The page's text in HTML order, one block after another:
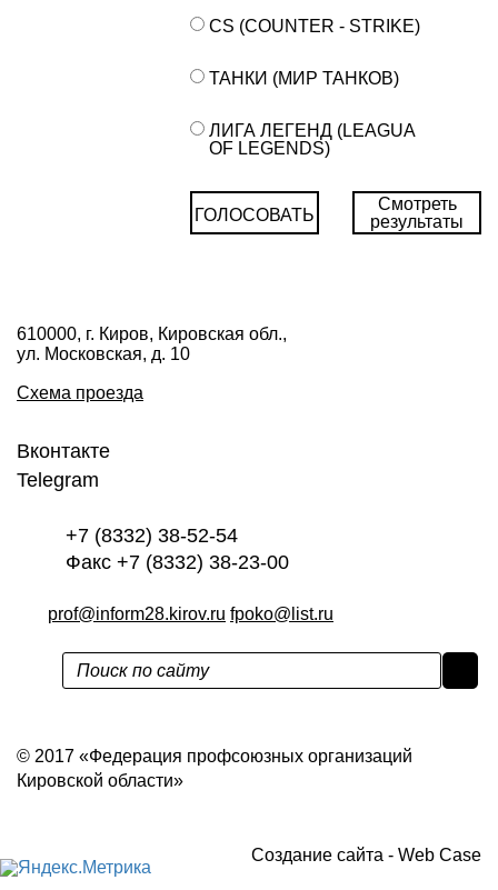
CS (COUNTER - STRIKE)
ТАНКИ (МИР ТАНКОВ)
ЛИГА ЛЕГЕНД (LEAGUA
OF LEGENDS)
ГОЛОСОВАТЬ
Смотреть
результаты
610000, г. Киров, Кировская обл.,
ул. Московская, д. 10
Схема проезда
Вконтакте
Telegram
+7 (8332) 38-52-54
Факс +7 (8332) 38-23-00
prof@inform28.kirov.ru fpoko@list.ru
© 2017 «Федерация профсоюзных организаций
Кировской области»
Создание сайта - Web Case